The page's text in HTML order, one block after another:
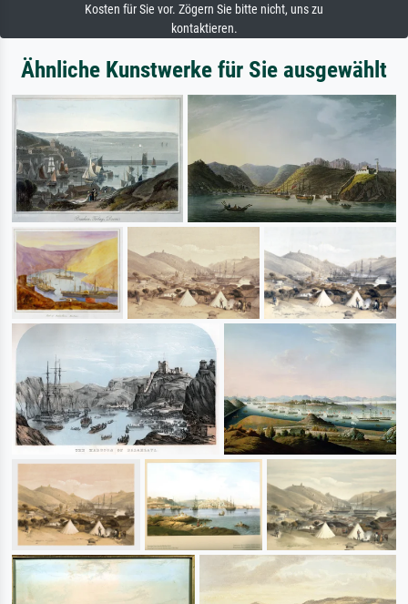
Kosten für Sie vor. Zögern Sie bitte nicht, uns zu
kontaktieren.
Ähnliche Kunstwerke für Sie ausgewählt